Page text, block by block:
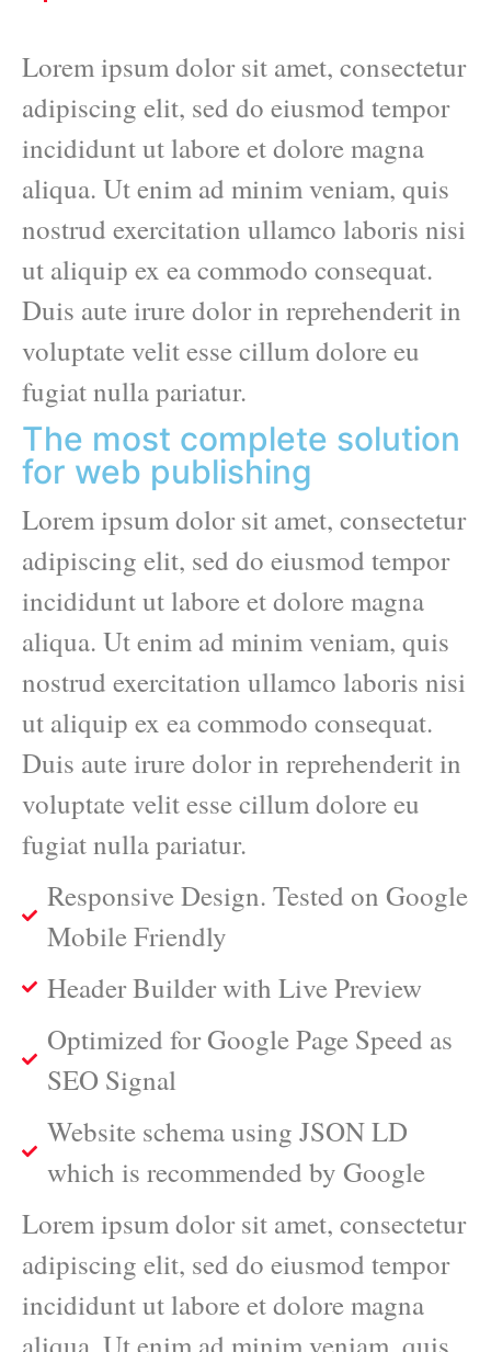
Lorem ipsum dolor sit amet, consectetur
adipiscing elit, sed do eiusmod tempor
incididunt ut labore et dolore magna
aliqua. Ut enim ad minim veniam, quis
nostrud exercitation ullamco laboris nisi
ut aliquip ex ea commodo consequat.
Duis aute irure dolor in reprehenderit in
voluptate velit esse cillum dolore eu
fugiat nulla pariatur.
The most complete solution
for web publishing
Lorem ipsum dolor sit amet, consectetur
adipiscing elit, sed do eiusmod tempor
incididunt ut labore et dolore magna
aliqua. Ut enim ad minim veniam, quis
nostrud exercitation ullamco laboris nisi
ut aliquip ex ea commodo consequat.
Duis aute irure dolor in reprehenderit in
voluptate velit esse cillum dolore eu
fugiat nulla pariatur.
Responsive Design. Tested on Google
Mobile Friendly
Header Builder with Live Preview
Optimized for Google Page Speed as
SEO Signal
Website schema using JSON LD
which is recommended by Google
Lorem ipsum dolor sit amet, consectetur
adipiscing elit, sed do eiusmod tempor
incididunt ut labore et dolore magna
aliqua. Ut enim ad minim veniam, quis